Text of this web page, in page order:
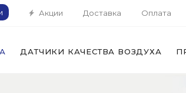
Акции Доставка Оплата
ДАТЧИКИ КАЧЕСТВА ВОЗДУХА